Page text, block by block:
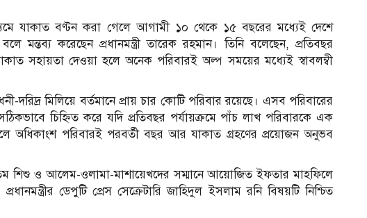
যাকাত বণ্টন করা গেলে আগামী ১০ থেকে ১৫ বছরের মধ্যেই দেশে
মন্তব্য করেছেন প্রধানমন্ত্রী তারেক রহমান। তিনি বলেছেন, প্রতিবছর
সহায়তা দেওয়া হলে অনেক পরিবারই অল্প সময়ের মধ্যেই স্বাবলম্বী
দরিদ্র মিলিয়ে বর্তমানে প্রায় চার কোটি পরিবার রয়েছে। এসব পরিবারের
চিহ্নিত করে যদি প্রতিবছর পর্যায়ক্রমে পাঁচ লাখ পরিবারকে এক
অধিকাংশ পরিবারই পরবর্তী বছর আর যাকাত গ্রহণের প্রয়োজন অনুভব
শিশু ও আলেম-ওলামা-মাশায়েখদের সম্মানে আয়োজিত ইফতার মাহফিলে
ডেপুটি প্রেস সেক্রেটারি জাহিদুল ইসলাম রনি বিষয়টি নিশ্চিত